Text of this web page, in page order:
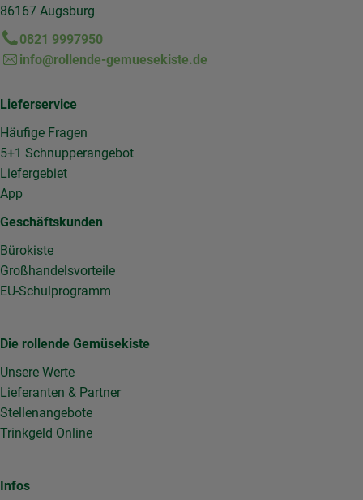
86167 Augsburg
0821 9997950
info@rollende-gemuesekiste.de
Lieferservice
Häufige Fragen
5+1 Schnupperangebot
Liefergebiet
App
Geschäftskunden
Bürokiste
Großhandelsvorteile
EU-Schulprogramm
Die rollende Gemüsekiste
Unsere Werte
Lieferanten & Partner
Stellenangebote
Trinkgeld Online
Infos